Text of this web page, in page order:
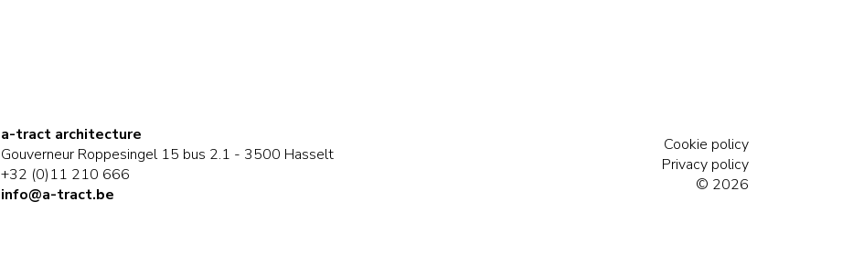
a-tract architecture
Gouverneur Roppesingel 15 bus 2.1 - 3500 Hasselt
+32 (0)11 210 666
info@a-tract.be
Cookie policy
Privacy policy
© 2026